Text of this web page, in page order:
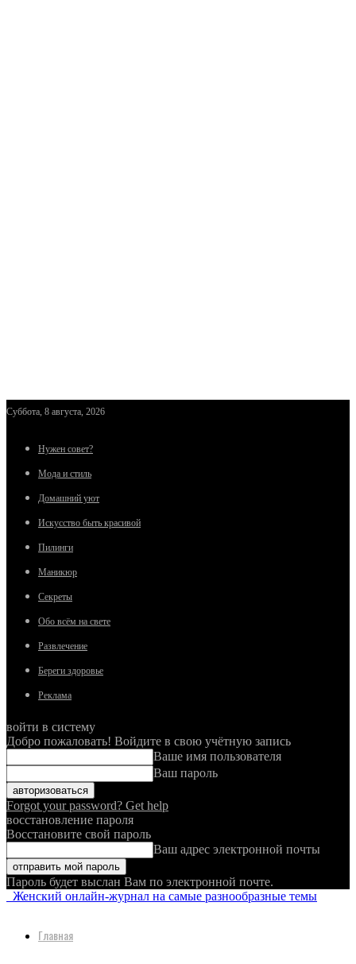
Суббота, 8 августа, 2026
Нужен совет?
Мода и стиль
Домашний уют
Искусство быть красивой
Пилинги
Маникюр
Секреты
Обо всём на свете
Развлечение
Береги здоровье
Реклама
войти в систему
Добро пожаловать! Войдите в свою учётную запись
Ваше имя пользователя
Ваш пароль
Forgot your password? Get help
восстановление пароля
Восстановите свой пароль
Ваш адрес электронной почты
Пароль будет выслан Вам по электронной почте.
Женский онлайн-журнал на самые разнообразные темы
Главная